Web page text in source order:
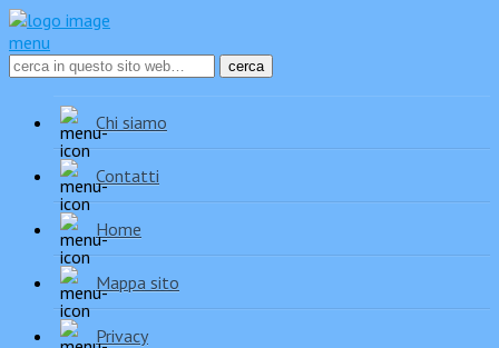
menu
Chi siamo
Contatti
Home
Mappa sito
Privacy